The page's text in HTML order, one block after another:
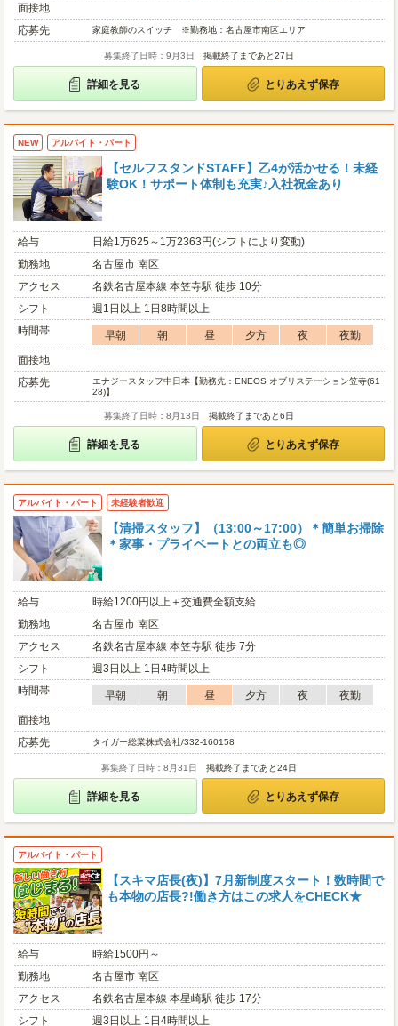
面接地
応募先
家庭教師のスイッチ ※勤務地：名古屋市南区エリア
募集終了日時：9月3日 掲載終了まであと27日
詳細を見る とりあえず保存
NEW アルバイト・パート
【セルフスタンドSTAFF】乙4が活かせる！未経
験OK！サポート体制も充実♪入社祝金あり
給与
日給1万625～1万2363円(シフトにより変動)
勤務地
名古屋市 南区
アクセス
名鉄名古屋本線 本笠寺駅 徒歩 10分
シフト
週1日以上 1日8時間以上
時間帯
早朝 朝 昼 夕方 夜
夜勤
面接地
応募先
エナジースタッフ中日本【勤務先：ENEOS オブリステーション笠寺(61
28)】
募集終了日時：8月13日 掲載終了まであと6日
詳細を見る とりあえず保存
アルバイト・パート 未経験者歓迎
【清掃スタッフ】（13:00～17:00）＊簡単お掃除
＊家事・プライベートとの両立も◎
給与
時給1200円以上＋交通費全額支給
勤務地
名古屋市 南区
アクセス
名鉄名古屋本線 本笠寺駅 徒歩 7分
シフト
週3日以上 1日4時間以上
時間帯
早朝 朝 昼 夕方 夜
夜勤
面接地
応募先
タイガー総業株式会社/332-160158
募集終了日時：8月31日 掲載終了まであと24日
詳細を見る とりあえず保存
アルバイト・パート
【スキマ店長(夜)】7月新制度スタート！数時間で
も本物の店長?!働き方はこの求人をCHECK★
給与
時給1500円～
勤務地
名古屋市 南区
アクセス
名鉄名古屋本線 本星崎駅 徒歩 17分
シフト
週3日以上 1日4時間以上